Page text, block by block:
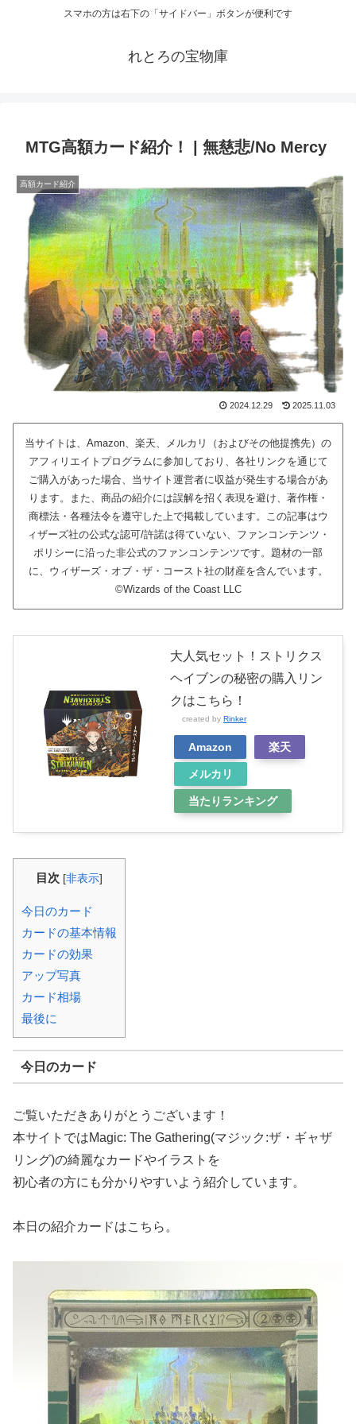
スマホの方は右下の「サイドバー」ボタンが便利です
れとろの宝物庫
MTG高額カード紹介！ | 無慈悲/No Mercy
高額カード紹介
2024.12.29 2025.11.03
当サイトは、Amazon、楽天、メルカリ（およびその他提携先）の
アフィリエイトプログラムに参加しており、各社リンクを通じて
ご購入があった場合、当サイト運営者に収益が発生する場合があ
ります。また、商品の紹介には誤解を招く表現を避け、著作権・
商標法・各種法令を遵守した上で掲載しています。この記事はウ
ィザーズ社の公式な認可/許諾は得ていない、ファンコンテンツ・
ポリシーに沿った非公式のファンコンテンツです。題材の一部
に、ウィザーズ・オブ・ザ・コースト社の財産を含んでいます。
©Wizards of the Coast LLC
大人気セット！ストリクス
ヘイブンの秘密の購入リン
クはこちら！
created by Rinker
Amazon 楽天
メルカリ
当たりランキング
目次 [非表示]
今日のカード
カードの基本情報
カードの効果
アップ写真
カード相場
最後に
今日のカード
ご覧いただきありがとうございます！
本サイトではMagic: The Gathering(マジック:ザ・ギャザ
リング)の綺麗なカードやイラストを
初心者の方にも分かりやすいよう紹介しています。
本日の紹介カードはこちら。